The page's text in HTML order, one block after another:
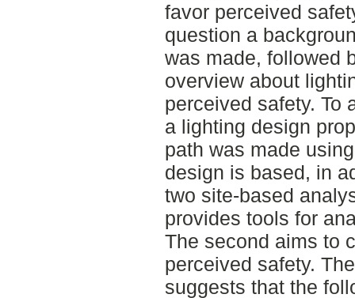
favor perceived
question a
was made, followed
overview about
perceived safety. To
a lighting design
path was made
design is based, in
two site-based
provides tools for
The second aims to
perceived safety.
suggests that the